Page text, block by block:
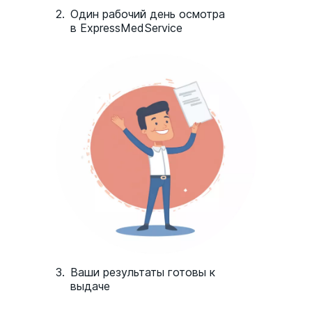
День замены пластыря должен быть
всегда один и тот же, например, пятница.
не в первый, то необходимо применять
барьерную контрацепцию.
Принцип действия трансдермальной
гормональной системы «Евра»
Равномерно поступающие в кровь
приостанавливают развитие фолликула и
блокируют процесс овуляции. Под
2. Один рабочий день осмотра
в ExpressMedService
3. Ваши результаты готовы к
выдаче